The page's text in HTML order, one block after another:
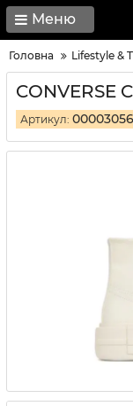
Меню
Головна Lifestyle &
CONVERSE
Артикул: